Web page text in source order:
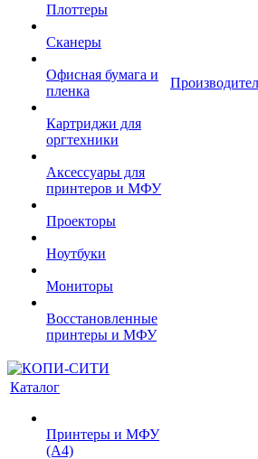
Плоттеры
Сканеры
Офисная бумага и
пленка
Картриджи для
оргтехники
Аксессуары для
принтеров и МФУ
Проекторы
Ноутбуки
Мониторы
Восстановленные
принтеры и МФУ
Каталог
Принтеры и МФУ
(А4)